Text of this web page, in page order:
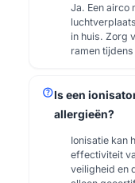
Ja. Een airco
in huis. Zorg
ramen
helpIs een
allergieën?
Ionisatie kan
effectiviteit
veiligheid en